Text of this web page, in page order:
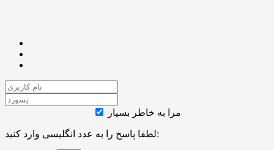
مرا به خاطر بسپار
لطفا پاسخ را به عدد انگلیسی وارد کنید: